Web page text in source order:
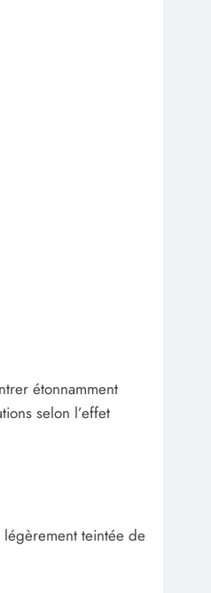
étonnamment
selon l’effet
teintée de